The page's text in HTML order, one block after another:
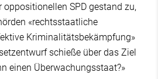
SPD gestand zu,
«rechtsstaatliche
Kriminalitätsbekämpfung»
schieße über das Ziel
einen Überwachungsstaat?»